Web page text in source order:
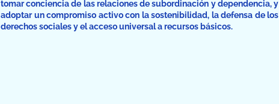
tomar conciencia de las relaciones de subordinación y dependencia, y
adoptar un compromiso activo con la sostenibilidad, la defensa de los
derechos sociales y el acceso universal a recursos básicos.